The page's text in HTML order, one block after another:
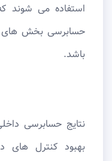
استفاده می شوند
حسابرسی بخش های
باشد.
نتایج حسابرسی
بهبود کنترل